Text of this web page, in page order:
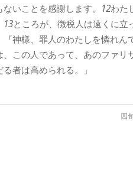
いことを感謝します。 12わた
13ところが、徴税人は遠くに立
神様、罪人のわたしを憐れん
この人であって、あのファリ
者は高められる。」
四